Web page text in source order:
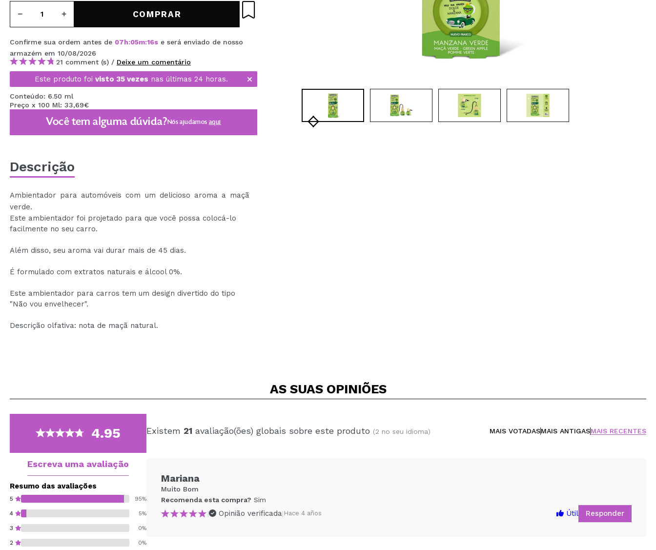
MAQUIFARMA
KOREA ZONE
TRAVEL SIZE
NATURE
DESCONTOS
OUTLET
EM BREVE
BLOG
CRIAR CONTA
COMPRAR
Confirme sua ordem antes de 07h:05m:15se será enviado de nosso
armazém em 10/08/2026
21 comment (s) / Deixe um comentário
Este produto foi visto 35 vezes nas últimas 24 horas.
Conteúdo: 6.50 ml
Preço x 100 Ml: 33,69€
Você tem alguma dúvida?Nós ajudamos aqui
Descrição
Ambientador para automóveis com um delicioso aroma a maçã
verde.
Este ambientador foi projetado para que você possa colocá-lo
facilmente no seu carro.
Além disso, seu aroma vai durar mais de 45 dias.
É formulado com extratos naturais e álcool 0%.
Este ambientador para carros tem um design divertido do tipo
"Não vou envelhecer".
Descrição olfativa: nota de maçã natural.
AS SUAS OPINIÕES
4.95
Escreva uma avaliação
Resumo das avaliações
5 95%
4 5%
3 0%
2 0%
Existem 21 avaliação(ões) globais sobre este produto (2 no seu idioma) MAIS VOTADASMAIS ANTIGASMAIS RECENTES
Mariana
Muito Bom
Recomenda esta compra? Sim
|
Opinião verificada| Hace 4 años Útil Responder